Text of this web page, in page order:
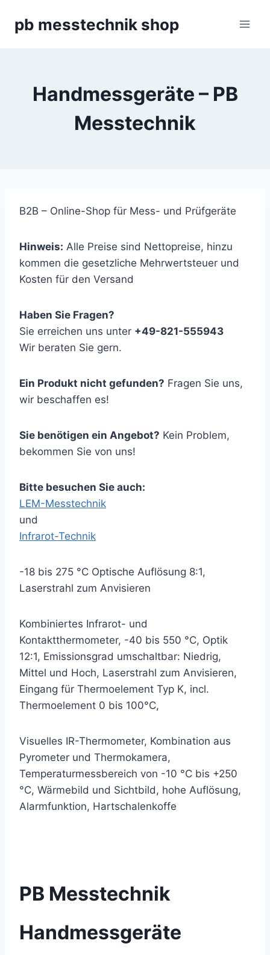
Inhaltpb messtechnik shop
Handmessgeräte – PB
Messtechnik
B2B – Online-Shop für Mess- und Prüfgeräte
Hinweis: Alle Preise sind Nettopreise, hinzu
kommen die gesetzliche Mehrwertsteuer und
Kosten für den Versand
Haben Sie Fragen?
Sie erreichen uns unter +49-821-555943
Wir beraten Sie gern.
Ein Produkt nicht gefunden? Fragen Sie uns,
wir beschaffen es!
Sie benötigen ein Angebot? Kein Problem,
bekommen Sie von uns!
Bitte besuchen Sie auch:
LEM-Messtechnik
und
Infrarot-Technik
-18 bis 275 °C Optische Auflösung 8:1,
Laserstrahl zum Anvisieren
Kombiniertes Infrarot- und
Kontaktthermometer, -40 bis 550 °C, Optik
12:1, Emissionsgrad umschaltbar: Niedrig,
Mittel und Hoch, Laserstrahl zum Anvisieren,
Eingang für Thermoelement Typ K, incl.
Thermoelement 0 bis 100°C,
Visuelles IR-Thermometer, Kombination aus
Pyrometer und Thermokamera,
Temperaturmessbereich von -10 °C bis +250
°C, Wärmebild und Sichtbild, hohe Auflösung,
Alarmfunktion, Hartschalenkoffe
PB Messtechnik
Handmessgeräte